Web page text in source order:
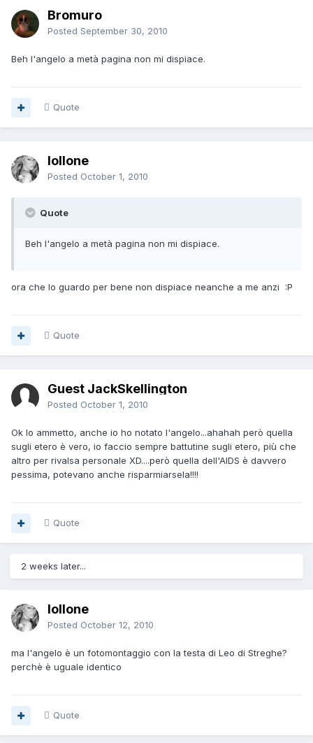
Bromuro
Posted September 30, 2010
Beh l'angelo a metà pagina non mi dispiace.
Quote
lollone
Posted October 1, 2010
Quote
Beh l'angelo a metà pagina non mi dispiace.
ora che lo guardo per bene non dispiace neanche a me anzi :P
Quote
Guest JackSkellington
Posted October 1, 2010
Ok lo ammetto, anche io ho notato l'angelo...ahahah però quella
sugli etero è vero, io faccio sempre battutine sugli etero, più che
altro per rivalsa personale XD....però quella dell'AIDS è davvero
pessima, potevano anche risparmiarsela!!!!
Quote
2 weeks later...
lollone
Posted October 12, 2010
ma l'angelo è un fotomontaggio con la testa di Leo di Streghe?
perchè è uguale identico
Quote